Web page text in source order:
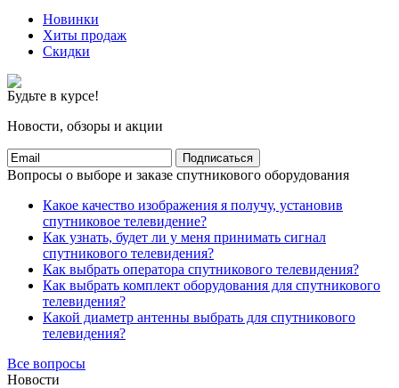
Новинки
Хиты продаж
Скидки
Будьте в курсе!
Новости, обзоры и акции
Подписаться
Вопросы о выборе и заказе спутникового оборудования
Какое качество изображения я получу, установив
спутниковое телевидение?
Как узнать, будет ли у меня принимать сигнал
спутникового телевидения?
Как выбрать оператора спутникового телевидения?
Как выбрать комплект оборудования для спутникового
телевидения?
Какой диаметр антенны выбрать для спутникового
телевидения?
Все вопросы
Новости